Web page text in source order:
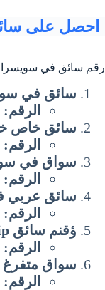
احصل على
رقم سائق في سويسرا
سائق في
الرقم: +41 79 123
سائق خاص
الرقم: +41 79 234
سواق في
الرقم: +41 79 345
سائق عربي
الرقم: +41 79 456
ؤقنم سائق vip في سويسرا
الرقم: +41 79 567
سواق متفرغ
الرقم: +41 79 678